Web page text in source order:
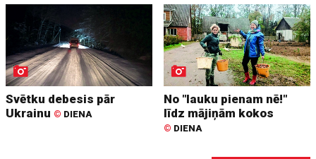
Svētku debesis pār
Ukrainu © DIENA
No "lauku pienam nē!"
līdz mājiņām kokos
© DIENA